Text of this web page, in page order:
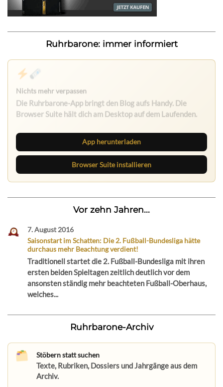
Ruhrbarone: immer informiert
App herunterladen
Browser Suite installieren
Vor zehn Jahren...
7. August 2016
Saisonstart im Schatten: Die 2. Fußball-Bundesliga hätte
durchaus mehr Beachtung verdient!
Traditionell startet die 2. Fußball-Bundesliga mit ihren
ersten beiden Spieltagen zeitlich deutlich vor dem
ansonsten ständig mehr beachteten Fußball-Oberhaus,
welches...
Ruhrbarone-Archiv
Stöbern statt suchen
Texte, Rubriken, Dossiers und Jahrgänge aus dem
Archiv.